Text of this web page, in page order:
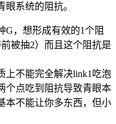
系统的阻抗。
G，想形成有效的1个阻
被抽2）而且这个阻抗是
上不能完全解决link1吃泡
个点吃到阻抗导致青眼本
本不能让你多东西，但小